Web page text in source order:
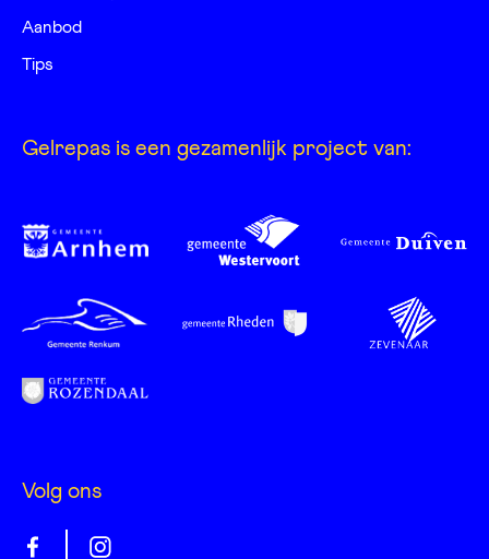
Aanbod
Tips
Gelrepas is een gezamenlijk project van:
Volg ons